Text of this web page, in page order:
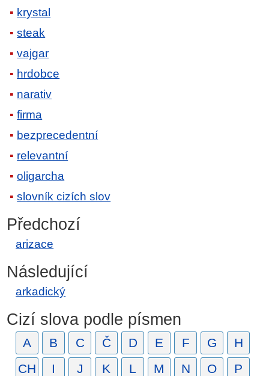
krystal
steak
vajgar
hrdobce
narativ
firma
bezprecedentní
relevantní
oligarcha
slovník cizích slov
Předchozí
arizace
Následující
arkadický
Cizí slova podle písmen
A B C Č D E F G
H
CH
I J K L M N O P